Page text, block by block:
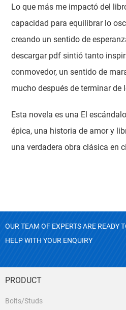
Lo que más me impactó del
capacidad para equilibrar lo
creando un sentido de
descargar pdf sintió tanto
conmovedor, un sentido de
mucho después de terminar de
Esta novela es una El
épica, una historia de amor y
una verdadera obra clásica en
OUR TEAM OF EXPERTS ARE READY
HELP WITH YOUR ENQUIRY
PRODUCT
Bolts/Studs